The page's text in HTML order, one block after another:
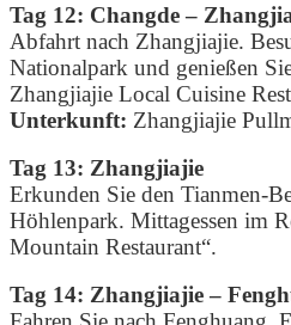
Tag 12: Changde –
Abfahrt nach Zhangjiajie.
Nationalpark und genießen
Zhangjiajie Local Cuisine
Unterkunft: Zhangjiajie
Tag 13: Zhangjiajie
Erkunden Sie den Tianmen-
Höhlenpark. Mittagessen im
Mountain Restaurant“.
Tag 14: Zhangjiajie –